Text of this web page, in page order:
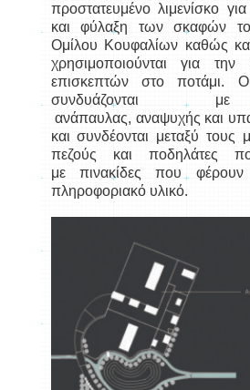
προστατευμένο λιμενίσκο
και φύλαξη των σκαφών
Ομίλου Κουφαλίων καθώς
χρησιμοποιούνται για
επισκεπτών στο ποτάμι. Οι
συνδυάζονται
ανάπαυλας, αναψυχής και
και συνδέονται μεταξύ τους
πεζούς και ποδηλάτες
με πινακίδες που φέρουν
πληροφοριακό υλικό.